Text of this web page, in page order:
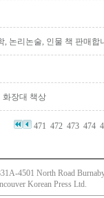
, 논리논술, 인물 책 판매합
화장대 책상
471 472 473 474
4501 North Road
Korean Press Ltd.